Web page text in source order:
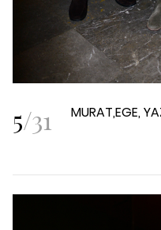
5/31 MURAT,EGE,